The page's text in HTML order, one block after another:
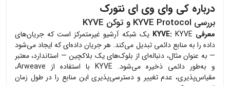
درباره کی وای وی ای نتورک
بررسی KYVE Protocol و توکن KYVE
معرفی KYVE:
KYVE یک شبکه آرشیو غیرمتمرکز است که جریان‌های
داده را به منابع دائمی تبدیل می‌کند. هر جریان داده‌ای که ایجاد می‌شود
— به عنوان مثال، دنباله‌ای از بلوک‌های یک بلاکچین — استاندارد، معتبر
و به‌طور دائمی ذخیره می‌شود. KYVE با استفاده از Arweave،
مقیاس‌پذیری، عدم تغییر و دسترسی‌پذیری این منابع را در طول زمان